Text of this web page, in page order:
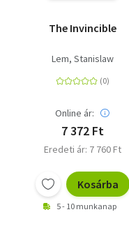
The Invincible
Lem, Stanislaw
Online ár:
7 372 Ft
Eredeti ár: 7 760 Ft
Kosárba
5 - 10 munkanap